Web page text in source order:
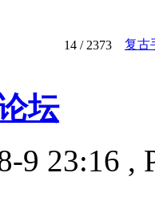
14 / 2373 复古
坛
9 23:16 ,